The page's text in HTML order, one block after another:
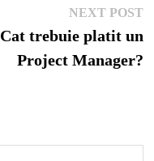
NEXT POST
Cat trebuie platit un
Project Manager?